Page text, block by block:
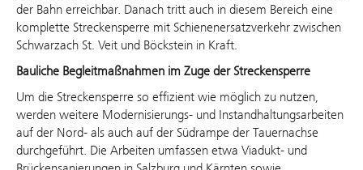
der Bahn erreichbar. Danach tritt auch in diesem Bereich eine
komplette Streckensperre mit Schienenersatzverkehr zwischen
Schwarzach St. Veit und Böckstein in Kraft.
Bauliche Begleitmaßnahmen im Zuge der Streckensperre
Um die Streckensperre so effizient wie möglich zu nutzen,
werden weitere Modernisierungs- und Instandhaltungsarbeiten
auf der Nord- als auch auf der Südrampe der Tauernachse
durchgeführt. Die Arbeiten umfassen etwa Viadukt- und